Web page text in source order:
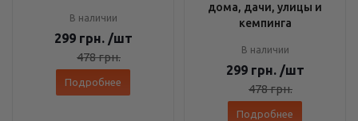
В наличии
299 грн. /шт
478грн.
Подробнее
дома, дачи, улицы и
кемпинга
В наличии
299 грн. /шт
478грн.
Подробнее